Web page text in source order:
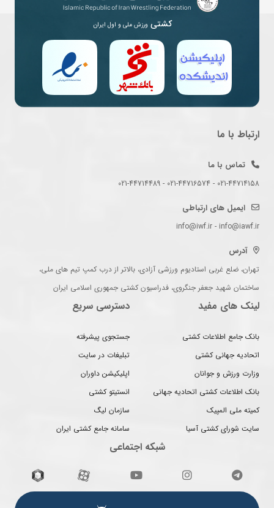
کشتی ورزش ملی و اول ایران
ارتباط با ما
تماس با ما
021-44714158 - 021-44716574 - 021-44714489
ایمیل های ارتباطی
info@iwf.ir - info@iawf.ir
آدرس
تهران، ضلع غربی استادیوم ورزشی آزادی، بالاتر از درب کمپ تیم های ملی،
ساختمان شهید جعفر جنگروی، فدراسیون کشتی جمهوری اسلامی ایران
لینک های مفید
بانک جامع اطلاعات کشتی
اتحادیه جهانی کشتی
وزارت ورزش و جوانان
بانک اطلاعات کشتی اتحادیه جهانی
کمیته ملی المپیک
سایت شورای کشتی آسیا
دسترسی سریع
جستجوی پیشرفته
تبلیغات در سایت
اپلیکیشن داوران
انستیتو کشتی
سازمان لیگ
سامانه جامع کشتی ایران
شبکه اجتماعی